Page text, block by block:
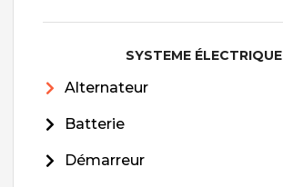
SYSTEME ÉLECTRIQUE
Alternateur
Batterie
Démarreur